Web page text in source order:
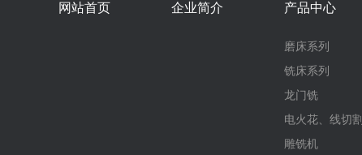
网站首页 企业简介 产品中心
磨床系列
铣床系列
龙门铣
电火花、线切割
雕铣机